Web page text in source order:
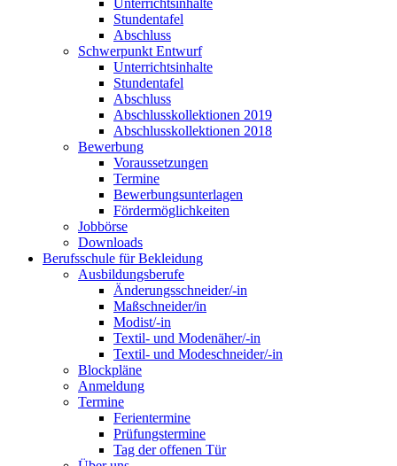
Unterrichtsinhalte
Stundentafel
Abschluss
Schwerpunkt Entwurf
Unterrichtsinhalte
Stundentafel
Abschluss
Abschlusskollektionen 2019
Abschlusskollektionen 2018
Bewerbung
Voraussetzungen
Termine
Bewerbungsunterlagen
Fördermöglichkeiten
Jobbörse
Downloads
Berufsschule für Bekleidung
Ausbildungsberufe
Änderungsschneider/-in
Maßschneider/in
Modist/-in
Textil- und Modenäher/-in
Textil- und Modeschneider/-in
Blockpläne
Anmeldung
Termine
Ferientermine
Prüfungstermine
Tag der offenen Tür